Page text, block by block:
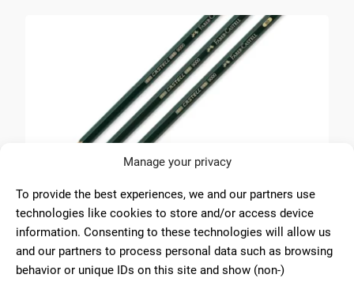
Manage your privacy
To provide the best experiences, we and our partners use
technologies like cookies to store and/or access device
information. Consenting to these technologies will allow us
and our partners to process personal data such as browsing
behavior or unique IDs on this site and show (non-)